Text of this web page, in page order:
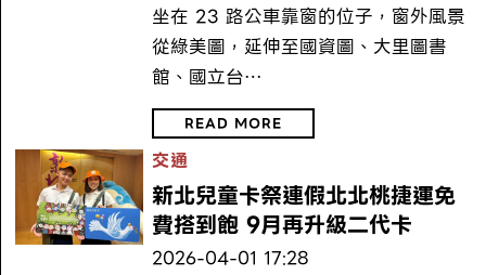
坐在 23 路公車靠窗的位子，窗外風景
從綠美圖，延伸至國資圖、大里圖書
館、國立台…
READ MORE
交通
新北兒童卡祭連假北北桃捷運免
費搭到飽 9月再升級二代卡
2026-04-01 17:28